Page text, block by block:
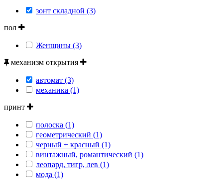
зонт складной (3)
пол
Женщины (3)
механизм открытия
автомат (3)
механика (1)
принт
полоска (1)
геометрический (1)
черный + красный (1)
винтажный, романтический (1)
леопард, тигр, лев (1)
мода (1)